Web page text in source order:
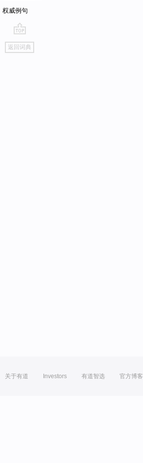
权威例句
go
top
返回词典
关于有道 Investors 有道智选 官方博客